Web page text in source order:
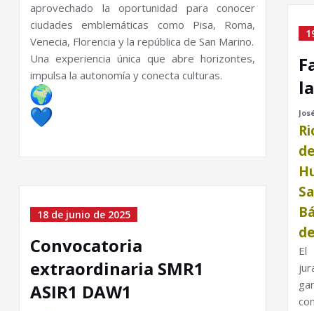
aprovechado la oportunidad para conocer
ciudades emblemáticas como Pisa, Roma,
Venecia, Florencia y la república de San Marino.
Una experiencia única que abre horizontes,
impulsa la autonomía y conecta culturas.
18 de junio de 2025
Convocatoria
extraordinaria SMR1
ASIR1 DAW1
El